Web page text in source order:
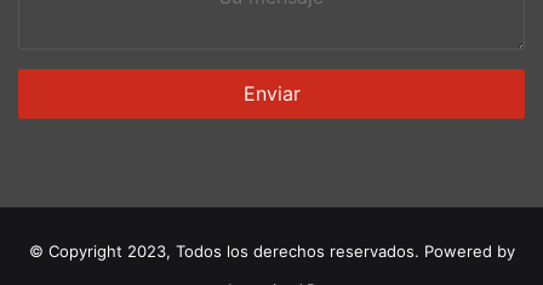
© Copyright 2023, Todos los derechos reservados. Powered by